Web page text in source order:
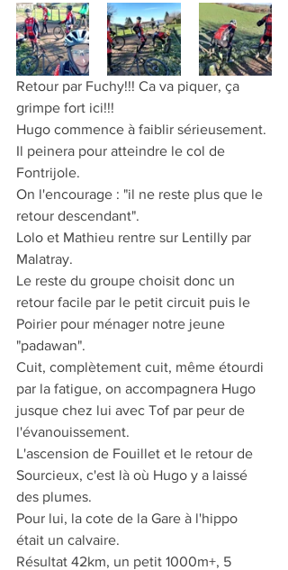
Retour par Fuchy!!! Ca va piquer, ça
grimpe fort ici!!!
Hugo commence à faiblir sérieusement.
Il peinera pour atteindre le col de
Fontrijole.
On l'encourage : "il ne reste plus que le
retour descendant".
Lolo et Mathieu rentre sur Lentilly par
Malatray.
Le reste du groupe choisit donc un
retour facile par le petit circuit puis le
Poirier pour ménager notre jeune
"padawan".
Cuit, complètement cuit, même étourdi
par la fatigue, on accompagnera Hugo
jusque chez lui avec Tof par peur de
l'évanouissement.
L'ascension de Fouillet et le retour de
Sourcieux, c'est là où Hugo y a laissé
des plumes.
Pour lui, la cote de la Gare à l'hippo
était un calvaire.
Résultat 42km, un petit 1000m+, 5